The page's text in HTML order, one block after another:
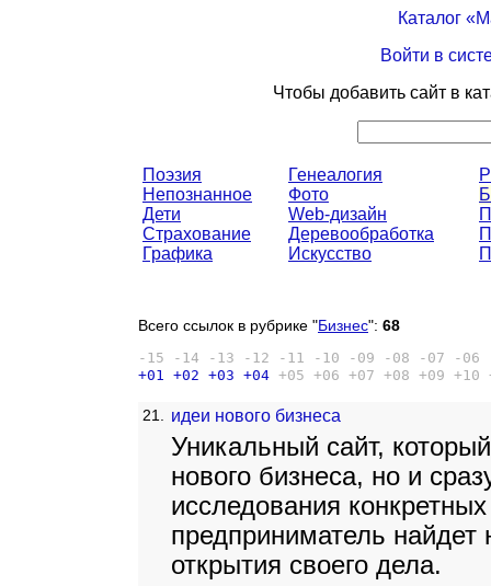
Каталог
Войти в
Чтобы добавить сайт в
Поэзия
Непознанное
Дети
Страхование
Графика
Генеалогия
Фото
Web-дизайн
Деревообработка
Искусство
Всего ссылок в рубрике "Бизнес": 68
-15 -14 -13 -12 -11 -10 -09 -08 -07 -06
+01 +02 +03 +04 +05 +06 +07 +08 +09 +10
21. идеи нового бизнеса
Уникальный сайт,
нового бизнеса, но и
исследования
предприниматель найдет
открытия своего дела.